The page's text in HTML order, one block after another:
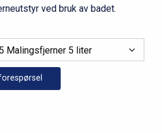
ved bruk av badet.